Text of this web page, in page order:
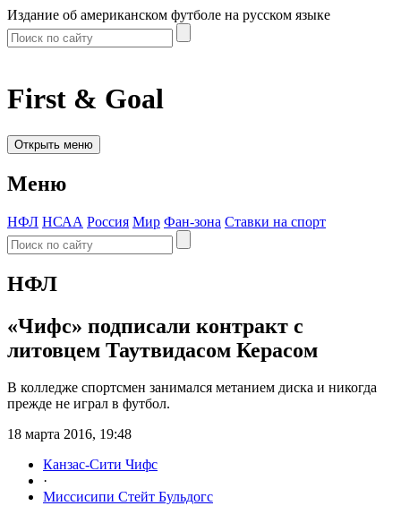
Издание об американском футболе на русском языке
First & Goal
Открыть меню
Меню
НФЛ НСАА Россия Мир Фан-зона Ставки на спорт
НФЛ
«Чифс» подписали контракт с
литовцем Таутвидасом Керасом
В колледже спортсмен занимался метанием диска и никогда
прежде не играл в футбол.
18 марта 2016, 19:48
Канзас-Сити Чифс
·
Миссисипи Стейт Бульдогс